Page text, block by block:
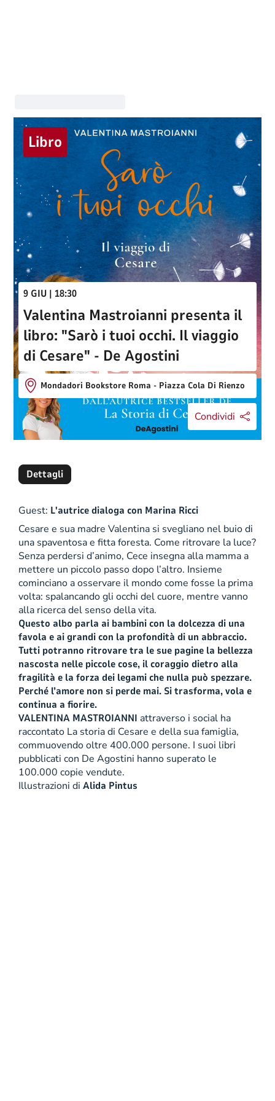
Libro
9 GIU | 18:30
Valentina Mastroianni presenta il
libro: "Sarò i tuoi occhi. Il viaggio
di Cesare" - De Agostini
Mondadori Bookstore Roma - Piazza Cola Di Rienzo
Condividi
Dettagli
Guest: L'autrice dialoga con Marina Ricci
Cesare e sua madre Valentina si svegliano nel buio di
una spaventosa e fitta foresta. Come ritrovare la luce?
Senza perdersi d’animo, Cece insegna alla mamma a
mettere un piccolo passo dopo l’altro. Insieme
cominciano a osservare il mondo come fosse la prima
volta: spalancando gli occhi del cuore, mentre vanno
alla ricerca del senso della vita.
Questo albo parla ai bambini con la dolcezza di una
favola e ai grandi con la profondità di un abbraccio.
Tutti potranno ritrovare tra le sue pagine la bellezza
nascosta nelle piccole cose, il coraggio dietro alla
fragilità e la forza dei legami che nulla può spezzare.
Perché l’amore non si perde mai. Si trasforma, vola e
continua a fiorire.
VALENTINA MASTROIANNI attraverso i social ha
raccontato La storia di Cesare e della sua famiglia,
commuovendo oltre 400.000 persone. I suoi libri
pubblicati con De Agostini hanno superato le
100.000 copie vendute.
Illustrazioni di Alida Pintus